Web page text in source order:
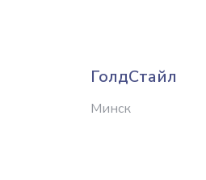
ГолдСтайл
Минск